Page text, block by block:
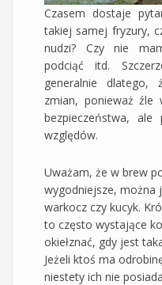
Czasem dostaje
takiej samej fryzury,
nudzi? Czy nie
podciąć itd.
generalnie dlatego,
zmian, ponieważ źle
bezpieczeństwa,
względów.
Uważam, że w brew
wygodniejsze, można
warkocz czy kucyk.
to często wystające
okiełznać, gdy jest
Jeżeli ktoś ma
niestety ich nie